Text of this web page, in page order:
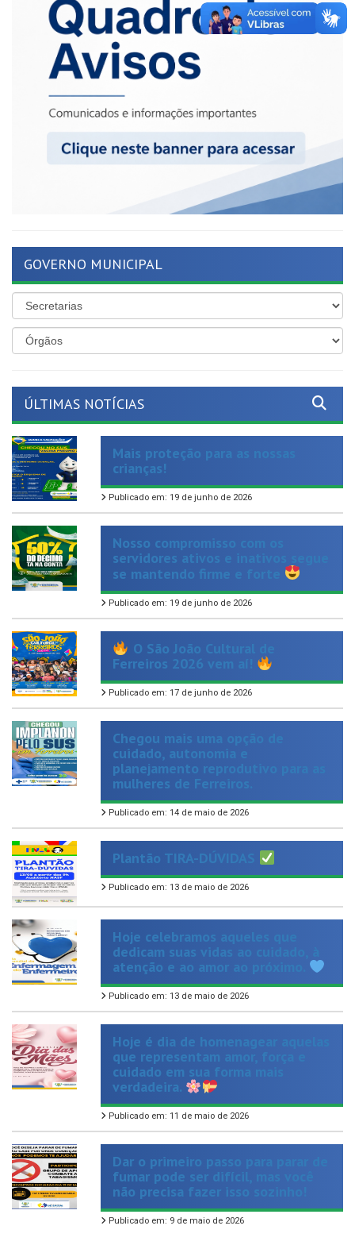
Mais proteção para as nossas
crianças!
Publicado em: 19 de junho de 2026
Nosso compromisso com os
servidores ativos e inativos segue
se mantendo firme e forte
Publicado em: 19 de junho de 2026
O São João Cultural de
Ferreiros 2026 vem aí!
Publicado em: 17 de junho de 2026
Chegou mais uma opção de
cuidado, autonomia e
planejamento reprodutivo para as
mulheres de Ferreiros.
Publicado em: 14 de maio de 2026
Plantão TIRA-DÚVIDAS
Publicado em: 13 de maio de 2026
Hoje celebramos aqueles que
dedicam suas vidas ao cuidado, à
atenção e ao amor ao próximo.
Publicado em: 13 de maio de 2026
Hoje é dia de homenagear aquelas
que representam amor, força e
cuidado em sua forma mais
verdadeira.
Publicado em: 11 de maio de 2026
Dar o primeiro passo para parar de
fumar pode ser difícil, mas você
não precisa fazer isso sozinho!
Publicado em: 9 de maio de 2026
VER TODAS NOTÍCIAS